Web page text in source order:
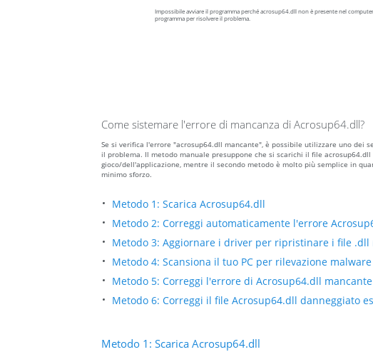
Impossibile avviare il programma perché acrosup64.dll non è presente nel
programma per risolvere il problema.
Come sistemare l'errore di mancanza di Acrosup64.dll?
Se si verifica l'errore "acrosup64.dll mancante", è possibile utilizzare uno dei
il problema. Il metodo manuale presuppone che si scarichi il file
gioco/dell'applicazione, mentre il secondo metodo è molto più semplice in
minimo sforzo.
Metodo 1: Scarica Acrosup64.dll
Metodo 2: Correggi automaticamente l'errore
Metodo 3: Aggiornare i driver per ripristinare i file .dll
Metodo 4: Scansiona il tuo PC per rilevazione
Metodo 5: Correggi l'errore di Acrosup64.dll mancante
Metodo 6: Correggi il file Acrosup64.dll danneggiato
Metodo 1: Scarica Acrosup64.dll